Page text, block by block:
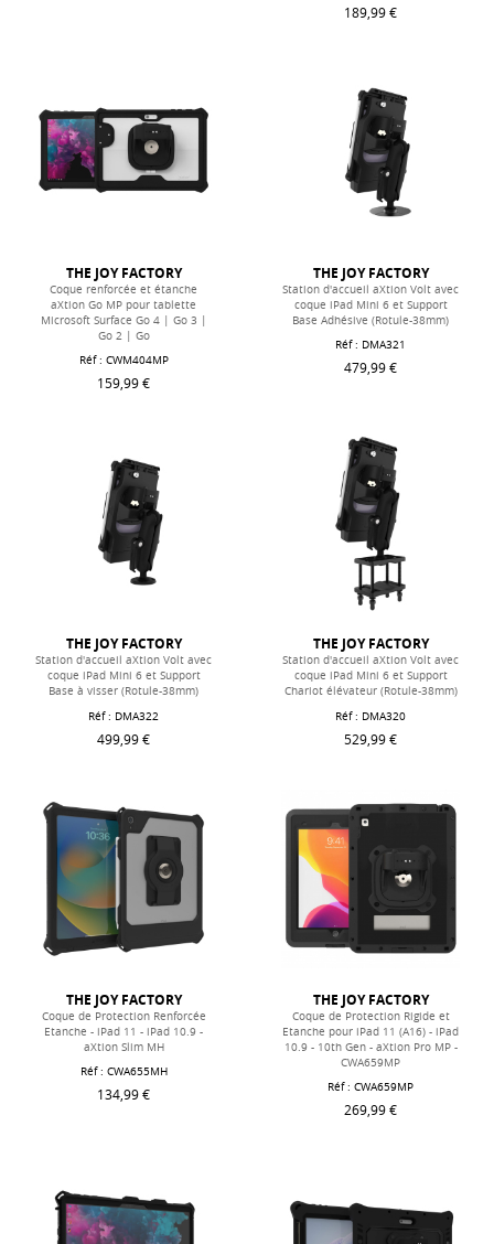
189,99 €
THE JOY FACTORY
Coque renforcée et étanche
aXtion Go MP pour tablette
Microsoft Surface Go 4 | Go 3 |
Go 2 | Go
Réf : CWM404MP
159,99 €
THE JOY FACTORY
Station d'accueil aXtion Volt avec
coque iPad Mini 6 et Support
Base Adhésive (Rotule-38mm)
Réf : DMA321
479,99 €
THE JOY FACTORY
Station d'accueil aXtion Volt avec
coque iPad Mini 6 et Support
Base à visser (Rotule-38mm)
Réf : DMA322
499,99 €
THE JOY FACTORY
Station d'accueil aXtion Volt avec
coque iPad Mini 6 et Support
Chariot élévateur (Rotule-38mm)
Réf : DMA320
529,99 €
THE JOY FACTORY
Coque de Protection Renforcée
Etanche - iPad 11 - iPad 10.9 -
aXtion Slim MH
Réf : CWA655MH
134,99 €
THE JOY FACTORY
Coque de Protection Rigide et
Etanche pour iPad 11 (A16) - iPad
10.9 - 10th Gen - aXtion Pro MP -
CWA659MP
Réf : CWA659MP
269,99 €